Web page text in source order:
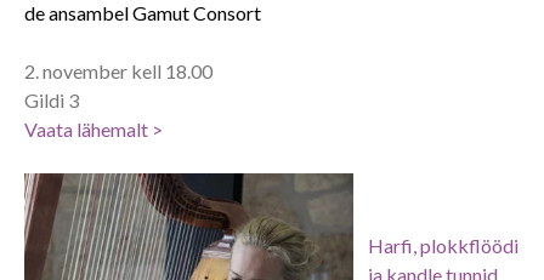
de ansambel Gamut Consort
2. november kell 18.00
Gildi 3
Vaata lähemalt >
Harfi, plokkflöödi
ja kandle tunnid